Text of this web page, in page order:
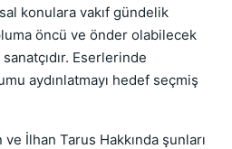
konulara vakıf gündelik
öncü ve önder olabilecek
Eserlerinde
aydınlatmayı hedef seçmiş
ve İlhan Tarus Hakkında şunları